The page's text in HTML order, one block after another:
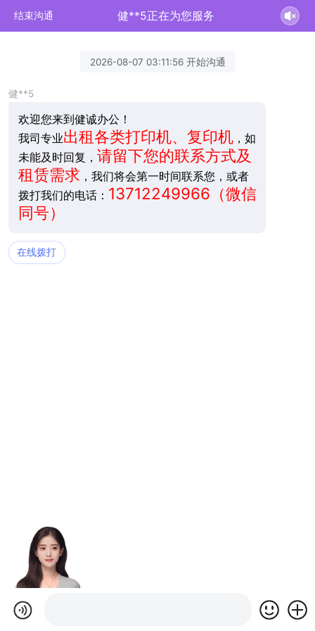
结束沟通 健**5正在为您服务
2026-08-07 03:11:56 开始沟通
健**5
欢迎您来到健诚办公！
我司专业出租各类打印机、复印机，如
未能及时回复， 请留下您的联系方式及
租赁需求 ，我们将会第一时间联系您，或者
拨打我们的电话： 13712249966（微信
同号）
在线拨打